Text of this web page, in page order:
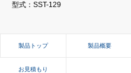
型式：SST-129
製品トップ 製品概要
お見積もり